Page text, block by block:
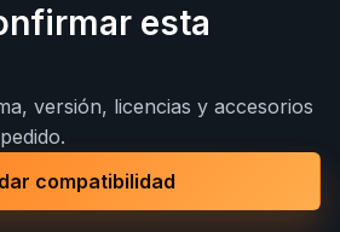
esta
versión, licencias y accesorios
compatibilidad